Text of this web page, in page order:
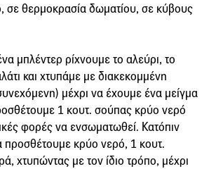
σε θερμοκρασία δωματίου, σε κύβους
μπλέντερ ρίχνουμε το αλεύρι, το
και χτυπάμε με διακεκομμένη
μέχρι να έχουμε ένα μείγμα
1 κουτ. σούπας κρύο νερό
φορές να ενσωματωθεί. Κατόπιν
προσθέτουμε κρύο νερό, 1 κουτ.
χτυπώντας με τον ίδιο τρόπο, μέχρι